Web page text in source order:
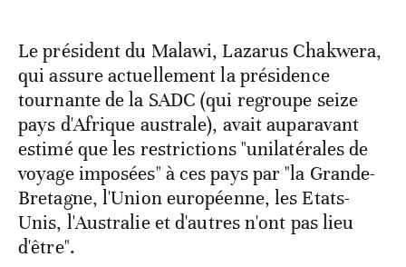
Le président du Malawi, Lazarus Chakwera,
qui assure actuellement la présidence
tournante de la SADC (qui regroupe seize
pays d'Afrique australe), avait auparavant
estimé que les restrictions "unilatérales de
voyage imposées" à ces pays par "la Grande-
Bretagne, l'Union européenne, les Etats-
Unis, l'Australie et d'autres n'ont pas lieu
d'être".